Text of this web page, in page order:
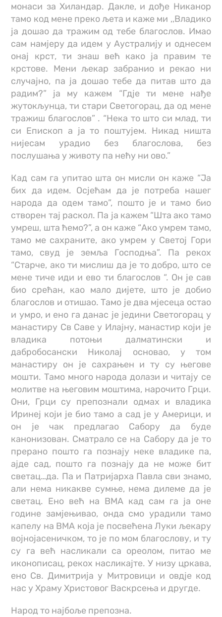
монаси за Хиландар. Дакле, и дође Никанор
тамо код мене преко љета и каже ми ,,Владико
ја дошао да тражим од тебе благослов. Имао
сам намјеру да идем у Аустралију и однесем
онај крст, ти знаш већ како ја правим те
крстове. Мени љекар забранио и рекао ни
случајно, па ја дошао тебе да питав што да
радим?” ја му кажем “Гдје ти мене нађе
жутокљунца, ти стари Светогорац, да од мене
тражиш благослов” . “Нека то што си млад, ти
си Епископ а ја то поштујем. Никад ништа
нијесам урадио без благослова, без
послушања у животу па нећу ни ово.”
Кад сам га упитао шта он мисли он каже “Ја
бих да идем. Осјећам да је потреба нашег
народа да одем тамо”, пошто је и тамо био
створен тај раскол. Па ја кажем “Шта ако тамо
умреш, шта ћемо?”, а он каже “Ако умрем тамо,
тамо ме сахраните, ако умрем у Светој Гори
тамо, свуд је земља Господња”. Па рекох
“Старче, ако ти мислиш да је то добро, што се
мене тиче иди и ево ти благослов “. Он је сав
био срећан, као мало дијете, што је добио
благослов и отишао. Тамо је два мјесеца остао
и умро, и ено га данас је једини Светогорац у
манастиру Св Саве у Илајну, манастир који је
владика потоњи далматински и
дабробосански Николај основао, у том
манастиру он је сахрањен и ту су његове
мошти. Тамо много народа долази и читају се
молитве на његовим моштима, нарочито Грци.
Они, Грци су препознали одмах и владика
Иринеј који је био тамо а сад је у Америци, и
он је чак предлагао Сабору да буде
канонизован. Сматрало се на Сабору да је то
прерано пошто га познају неке владике па,
ајде сад, пошто га познају да не може бит
светац…да. Па и Патријарха Павла сви знамо,
али нема никакве сумње, нема дилеме да је
светац. Ено већ на ВМА кад сам га ја оне
године замјењивао, онда смо урадили тамо
капелу на ВМА која је посвећена Луки љекару
војнојасеничком, то је по мом благослову, и ту
су га већ насликали са ореолом, питао ме
иконописац, рекох насликајте. У низу цркава,
ено Св. Димитрија у Митровици и овдје код
нас у Храму Христовог Васкрсења и другде.
Народ то најбоље препозна.